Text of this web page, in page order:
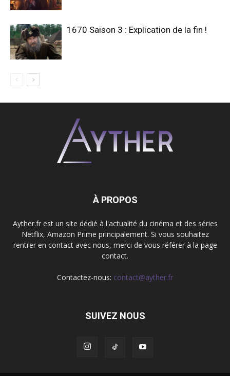
1670 Saison 3 : Explication de la fin !
À PROPOS
Ayther.fr est un site dédié à l'actualité du cinéma et des séries
Netflix, Amazon Prime principalement. Si vous souhaitez
rentrer en contact avec nous, merci de vous référer à la page
contact.
Contactez-nous: contact@ayther.fr
SUIVEZ NOUS